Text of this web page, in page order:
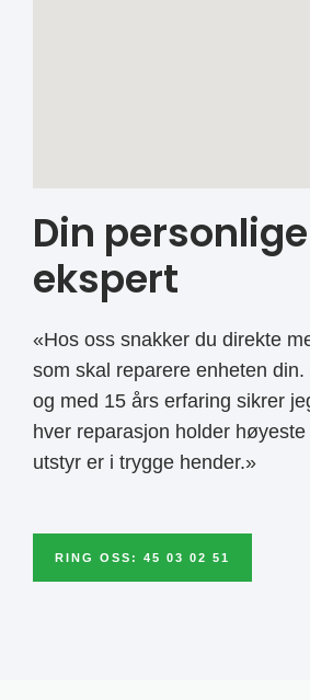
Din personlige
ekspert
«Hos oss snakker du direkte
som skal reparere enheten
og med 15 års erfaring sikrer
hver reparasjon holder
utstyr er i trygge hender.»
RING OSS: 45 03 02 51